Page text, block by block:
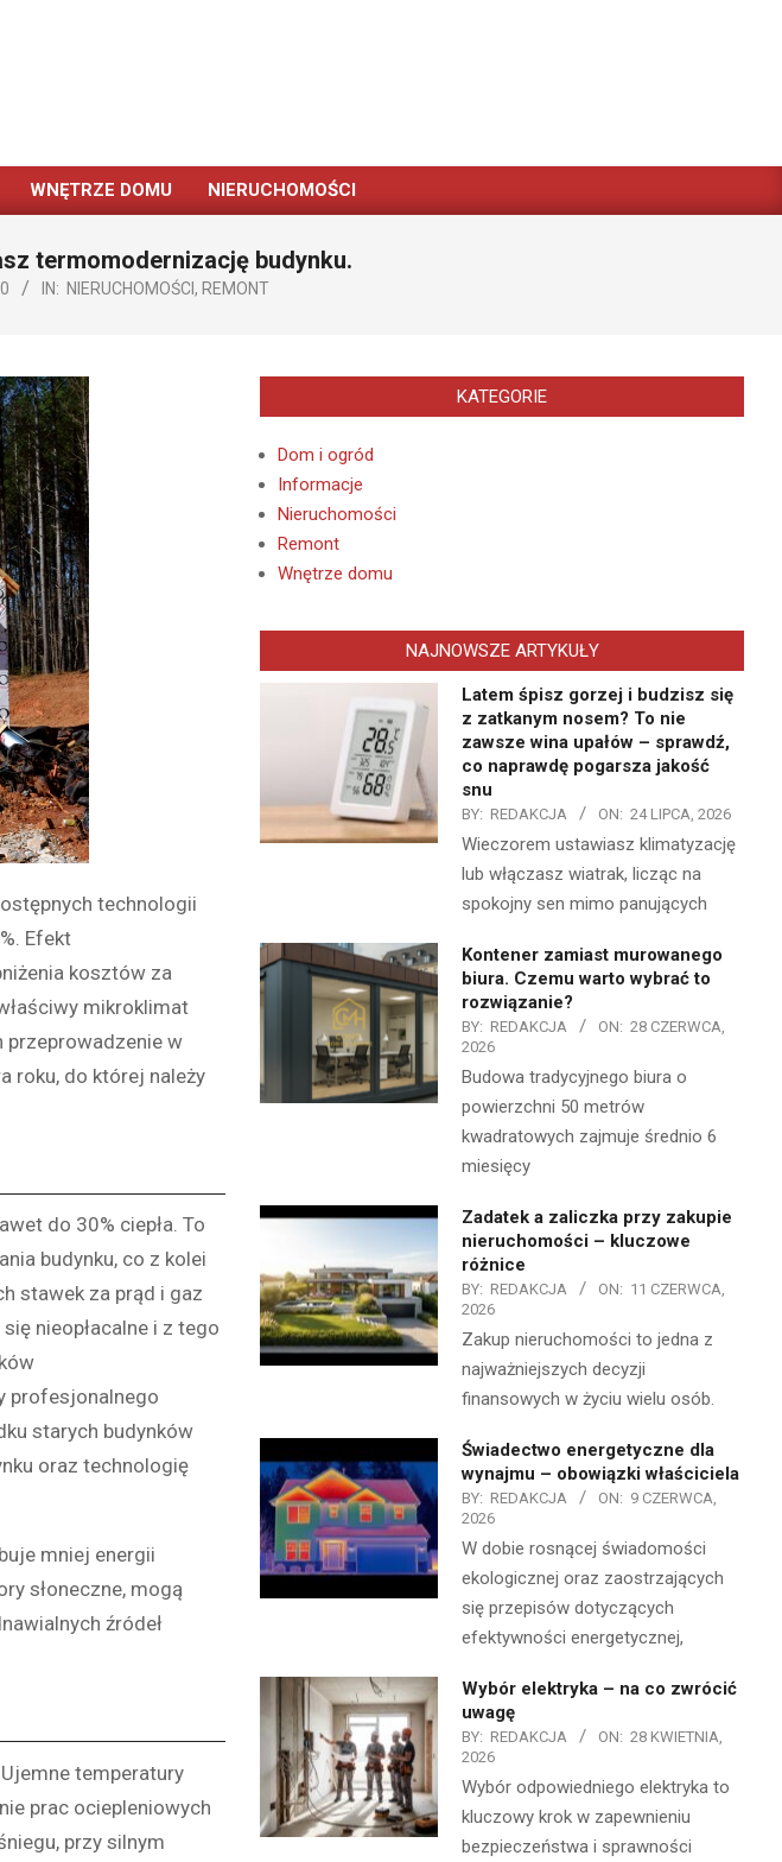
WNĘTRZE DOMU NIERUCHOMOŚCI
termomodernizację budynku.
IN: NIERUCHOMOŚCI , REMONT
technologii
Efekt
kosztów za
mikroklimat
przeprowadzenie w
roku, do której należy
do 30% ciepła. To
budynku, co z kolei
stawek za prąd i gaz
nieopłacalne i z tego
profesjonalnego
starych budynków
oraz technologię
mniej energii
słoneczne, mogą
źródeł
temperatury
prac ociepleniowych
przy silnym
KATEGORIE
Dom i ogród
Informacje
Nieruchomości
Remont
Wnętrze domu
NAJNOWSZE ARTYKUŁY
Latem śpisz gorzej i budzisz się
z zatkanym nosem? To nie
zawsze wina upałów – sprawdź,
co naprawdę pogarsza jakość
snu
BY: REDAKCJA ON: 24 LIPCA, 2026
Wieczorem ustawiasz klimatyzację
lub włączasz wiatrak, licząc na
spokojny sen mimo panujących
Kontener zamiast murowanego
biura. Czemu warto wybrać to
rozwiązanie?
BY: REDAKCJA ON: 28 CZERWCA,
2026
Budowa tradycyjnego biura o
powierzchni 50 metrów
kwadratowych zajmuje średnio 6
miesięcy
Zadatek a zaliczka przy zakupie
nieruchomości – kluczowe
różnice
BY: REDAKCJA ON: 11 CZERWCA,
2026
Zakup nieruchomości to jedna z
najważniejszych decyzji
finansowych w życiu wielu osób.
Świadectwo energetyczne dla
wynajmu – obowiązki właściciela
BY: REDAKCJA ON: 9 CZERWCA,
2026
W dobie rosnącej świadomości
ekologicznej oraz zaostrzających
się przepisów dotyczących
efektywności energetycznej,
Wybór elektryka – na co zwrócić
uwagę
BY: REDAKCJA ON: 28 KWIETNIA,
2026
Wybór odpowiedniego elektryka to
kluczowy krok w zapewnieniu
bezpieczeństwa i sprawności